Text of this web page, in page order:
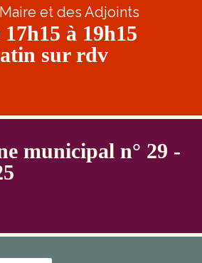
et des Adjoints
à 19h15
sur rdv
municipal n° 29 -